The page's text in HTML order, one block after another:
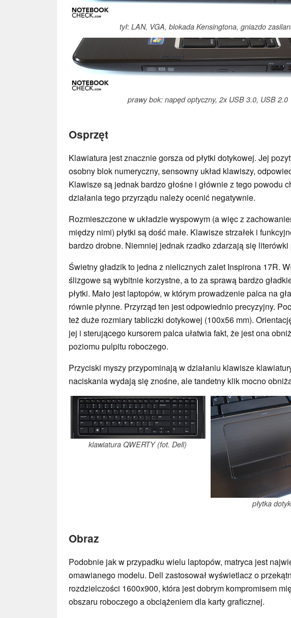
tył: LAN, VGA, blokada Kensingtona, gniazdo
prawy bok: napęd optyczny, 2x USB 3.0, USB 2.0
Osprzęt
Klawiatura jest znacznie gorsza od płytki dotykowej. Jej
osobny blok numeryczny, sensowny układ klawiszy,
Klawisze są jednak bardzo głośne i głównie z tego powodu
działania tego przyrządu należy ocenić negatywnie.
Rozmieszczone w układzie wyspowym (a więc z
między nimi) płytki są dość małe. Klawisze strzałek i
bardzo drobne. Niemniej jednak rzadko zdarzają się literówki
Świetny gładzik to jedna z nielicznych zalet Inspirona 17R.
ślizgowe są wybitnie korzystne, a to za sprawą bardzo
płytki. Mało jest laptopów, w którym prowadzenie palca na
równie płynne. Przyrząd ten jest odpowiednio precyzyjny.
też duże rozmiary tabliczki dotykowej (100x56 mm).
jej i sterującego kursorem palca ułatwia fakt, że jest ona
poziomu pulpitu roboczego.
Przyciski myszy przypominają w działaniu klawisze
naciskania wydają się znośne, ale tandetny klik mocno
klawiatura QWERTY (fot. Dell)
płytka
Obraz
Podobnie jak w przypadku wielu laptopów, matryca jest
omawianego modelu. Dell zastosował wyświetlacz o
rozdzielczości 1600x900, która jest dobrym kompromisem
obszaru roboczego a obciążeniem dla karty graficznej.